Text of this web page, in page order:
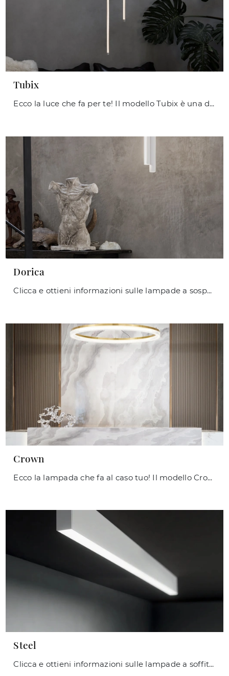
Tubix
Ecco la luce che fa per te! Il modello Tubix è una delle nostre lampade a sospensione di Ideal Lux.
Dorica
Clicca e ottieni informazioni sulle lampade a sospensione di Ideal Lux: il modello Dorica in policarbonato ti sta aspettando!
Crown
Ecco la lampada che fa al caso tuo! Il modello Crown è una delle nostre lampade a sospensione di Ideal Lux.
Steel
Clicca e ottieni informazioni sulle lampade a soffitto di Ideal Lux: il modello Steel in metallo ti sta aspettando!